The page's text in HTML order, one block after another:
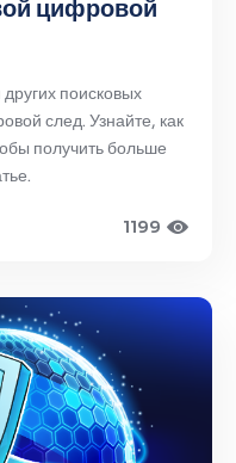
цифровой
поисковых
след. Узнайте, как
получить больше
1199